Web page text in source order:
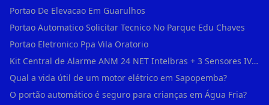
Portao De Elevacao Em Guarulhos
Portao Automatico Solicitar Tecnico No Parque Edu Chaves
Portao Eletronico Ppa Vila Oratorio
Kit Central de Alarme ANM 24 NET Intelbras + 3 Sensores IVP 3000 CF + Bateria + em Vila Jacuí
Qual a vida útil de um motor elétrico em Sapopemba?
O portão automático é seguro para crianças em Água Fria?